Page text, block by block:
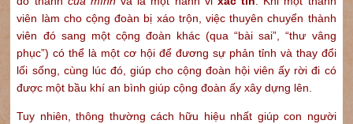
viên làm cho cộng đoàn bị xáo trộn, việc thuyên chuyển thành
viên đó sang một cộng đoàn khác (qua “bài sai”, “thư vâng
phục”) có thể là một cơ hội để đương sự phản tỉnh và thay đổi
lối sống, cùng lúc đó, giúp cho cộng đoàn hội viên ấy rời đi có
được một bầu khí an bình giúp cộng đoàn ấy xây dựng lên.
Tuy nhiên, thông thường cách hữu hiệu nhất giúp con người